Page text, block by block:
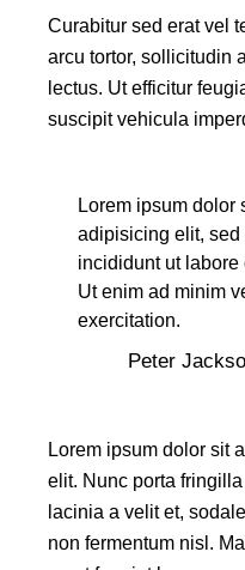
Curabitur sed erat vel
arcu tortor, sollicitudin
lectus. Ut efficitur
suscipit vehicula
Lorem ipsum dolor
adipisicing elit,
incididunt ut
Ut enim ad minim
exercitation.
Peter
Lorem ipsum dolor sit
elit. Nunc porta
lacinia a velit et,
non fermentum nisl.